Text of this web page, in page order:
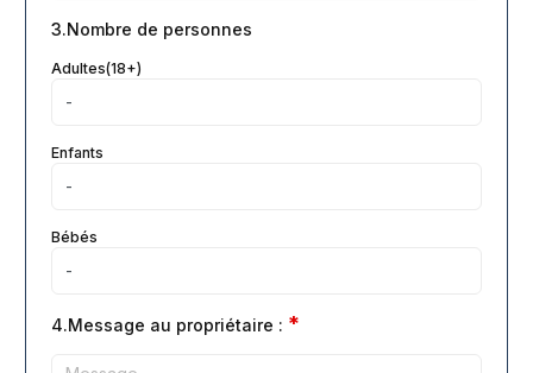
3.Nombre de personnes
Adultes(18+)
Enfants
Bébés
4.Message au propriétaire : *